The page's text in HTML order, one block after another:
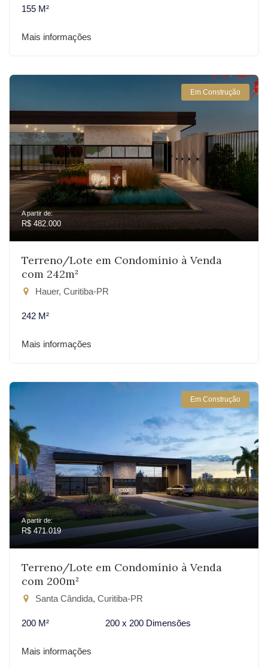
155 M²
Mais informações
Em Construção
A partir de:
R$ 482.000
Terreno/Lote em Condomínio à Venda
com 242m²
Hauer, Curitiba-PR
242 M²
Mais informações
Em Construção
A partir de:
R$ 471.019
Terreno/Lote em Condomínio à Venda
com 200m²
Santa Cândida, Curitiba-PR
200 M² 200 x 200 Dimensões
Mais informações